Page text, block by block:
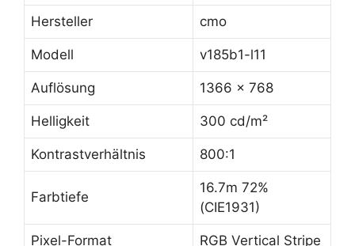
Hersteller cmo
Modell v185b1-l11
Auflösung 1366 x 768
Helligkeit 300 cd/m²
Kontrastverhältnis 800:1
Farbtiefe
16.7m 72%
(CIE1931)
Pixel-Format RGB Vertical Stripe